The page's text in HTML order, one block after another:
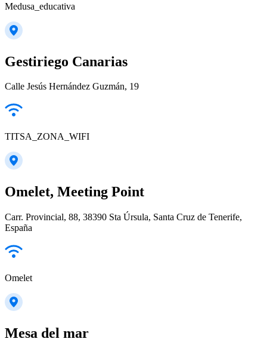
Medusa_educativa
Gestiriego Canarias
Calle Jesús Hernández Guzmán, 19
TITSA_ZONA_WIFI
Omelet, Meeting Point
Carr. Provincial, 88, 38390 Sta Úrsula, Santa Cruz de Tenerife,
España
Omelet
Mesa del mar